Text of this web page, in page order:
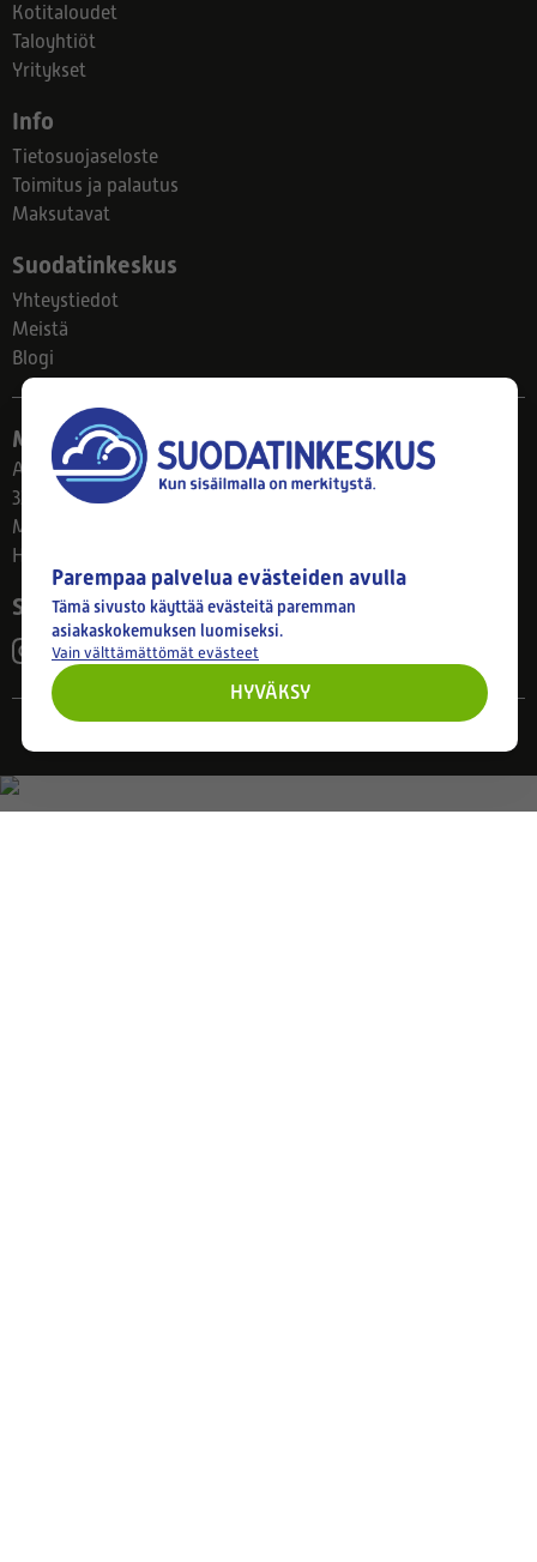
Kotitaloudet
Taloyhtiöt
Yritykset
Info
Tietosuojaseloste
Toimitus ja palautus
Maksutavat
Suodatinkeskus
Yhteystiedot
Meistä
Blogi
Myymälä
Ahlmanintie 61
33800 Tampere
Ma–Pe 8–17
Huom! Myymälän poikkeusaukiolot: 27.7.-21.8. klo 8-16
Seuraa meitä
Parempaa palvelua evästeiden avulla
Tämä sivusto käyttää evästeitä paremman
asiakaskokemuksen luomiseksi.
Vain välttämättömät evästeet
HYVÄKSY